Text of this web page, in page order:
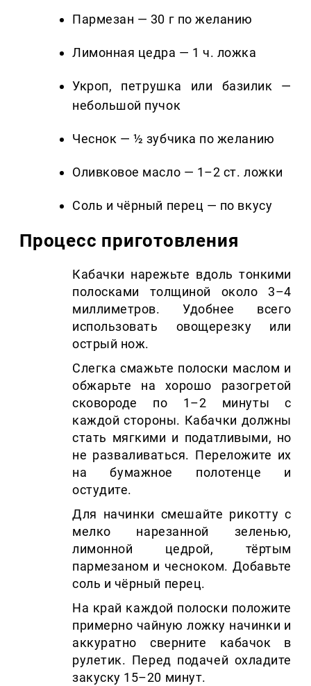
Пармезан — 30 г по желанию
Лимонная цедра — 1 ч. ложка
Укроп, петрушка или базилик —
небольшой пучок
Чеснок — ½ зубчика по желанию
Оливковое масло — 1–2 ст. ложки
Соль и чёрный перец — по вкусу
Процесс приготовления
Кабачки нарежьте вдоль тонкими
полосками толщиной около 3–4
миллиметров. Удобнее всего
использовать овощерезку или
острый нож.
Слегка смажьте полоски маслом и
обжарьте на хорошо разогретой
сковороде по 1–2 минуты с
каждой стороны. Кабачки должны
стать мягкими и податливыми, но
не разваливаться. Переложите их
на бумажное полотенце и
остудите.
Для начинки смешайте рикотту с
мелко нарезанной зеленью,
лимонной цедрой, тёртым
пармезаном и чесноком. Добавьте
соль и чёрный перец.
На край каждой полоски положите
примерно чайную ложку начинки и
аккуратно сверните кабачок в
рулетик. Перед подачей охладите
закуску 15–20 минут.